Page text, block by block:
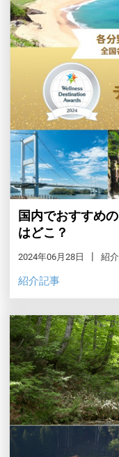
国内でおすすめ
はどこ？
2024年06月28日 紹
紹介記事